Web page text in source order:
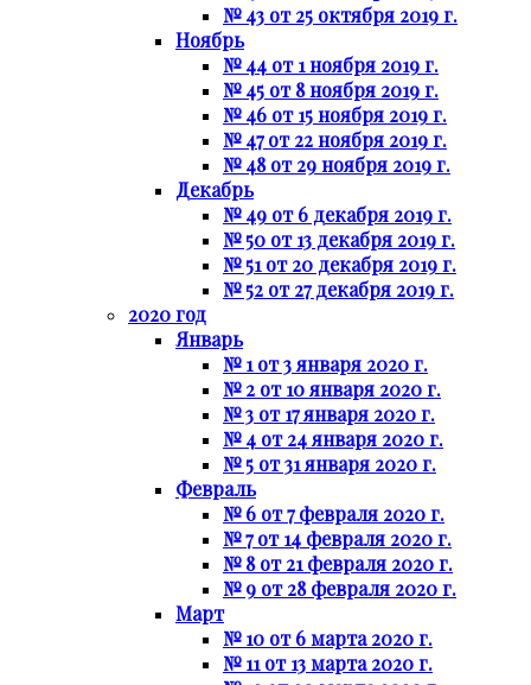
№ 43 от 25 октября 2019 г.
Ноябрь
№ 44 от 1 ноября 2019 г.
№ 45 от 8 ноября 2019 г.
№ 46 от 15 ноября 2019 г.
№ 47 от 22 ноября 2019 г.
№ 48 от 29 ноября 2019 г.
Декабрь
№ 49 от 6 декабря 2019 г.
№ 50 от 13 декабря 2019 г.
№ 51 от 20 декабря 2019 г.
№ 52 от 27 декабря 2019 г.
2020 год
Январь
№ 1 от 3 января 2020 г.
№ 2 от 10 января 2020 г.
№ 3 от 17 января 2020 г.
№ 4 от 24 января 2020 г.
№ 5 от 31 января 2020 г.
Февраль
№ 6 от 7 февраля 2020 г.
№ 7 от 14 февраля 2020 г.
№ 8 от 21 февраля 2020 г.
№ 9 от 28 февраля 2020 г.
Март
№ 10 от 6 марта 2020 г.
№ 11 от 13 марта 2020 г.